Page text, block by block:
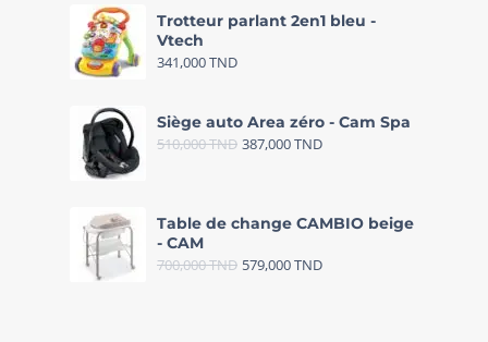
Trotteur parlant 2en1 bleu -
Vtech
341,000TND
Siège auto Area zéro - Cam Spa
510,000TND 387,000TND
Table de change CAMBIO beige
- CAM
700,000TND 579,000TND